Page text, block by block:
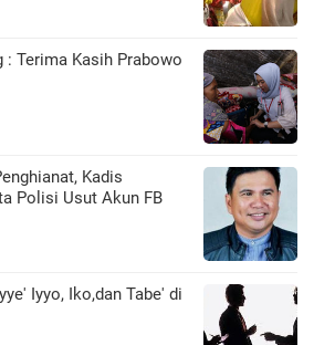
: Terima Kasih Prabowo
Kadis
Polisi Usut Akun FB
Iyyo, Iko,dan Tabe' di